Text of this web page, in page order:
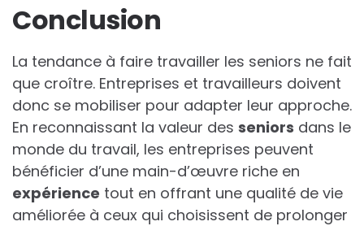
Conclusion
La tendance à faire travailler les seniors ne fait
que croître. Entreprises et travailleurs doivent
donc se mobiliser pour adapter leur approche.
En reconnaissant la valeur des seniors dans le
monde du travail, les entreprises peuvent
bénéficier d’une main-d’œuvre riche en
expérience tout en offrant une qualité de vie
améliorée à ceux qui choisissent de prolonger